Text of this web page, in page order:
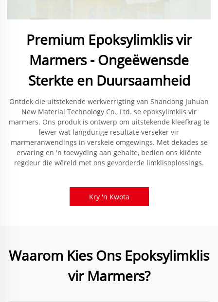
Premium Epoksylimklis vir
Marmers - Ongeëwensde
Sterkte en Duursaamheid
Ontdek die uitstekende werkverrigting van Shandong Juhuan
New Material Technology Co., Ltd. se epoksylimklis vir
marmers. Ons produk is ontwerp om uitstekende kleefkrag te
lewer wat langdurige resultate verseker vir
marmeranwendings in verskeie omgewings. Met dekades se
ervaring en 'n toewyding aan gehalte, bedien ons kliënte
regdeur die wêreld met ons gevorderde limklisoplossings.
Kry 'n Kwota
Waarom Kies Ons Epoksylimklis
vir Marmers?